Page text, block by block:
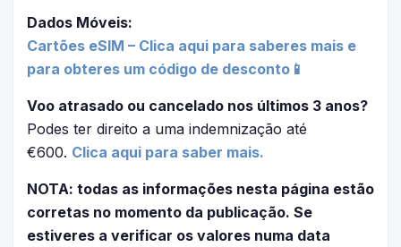
Dados Móveis:
Cartões eSIM – Clica aqui para saberes mais e
para obteres um código de desconto📱
Voo atrasado ou cancelado nos últimos 3 anos?
Podes ter direito a uma indemnização até
€600. Clica aqui para saber mais.
NOTA: todas as informações nesta página estão
corretas no momento da publicação. Se
estiveres a verificar os valores numa data